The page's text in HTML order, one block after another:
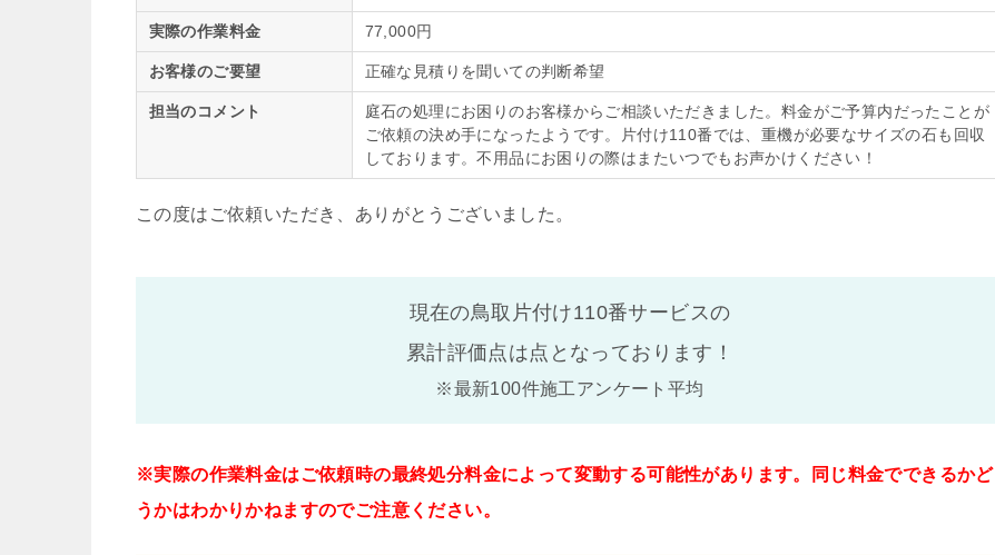
実際の作業料金 77,000円
お客様のご要望 正確な見積りを聞いての判断希望
担当のコメント
庭石の処理にお困りのお客様からご相談いただきました。料金がご予算内だったことが
ご依頼の決め手になったようです。片付け110番では、重機が必要なサイズの石も回収
しております。不用品にお困りの際はまたいつでもお声かけください！
この度はご依頼いただき、ありがとうございました。
現在の鳥取片付け110番サービスの
累計評価点は点となっております！
※最新100件施工アンケート平均
※実際の作業料金はご依頼時の最終処分料金によって変動する可能性があります。同じ料金でできるかど
うかはわかりかねますのでご注意ください。